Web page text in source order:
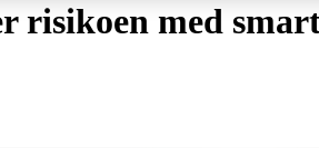
risikoen med